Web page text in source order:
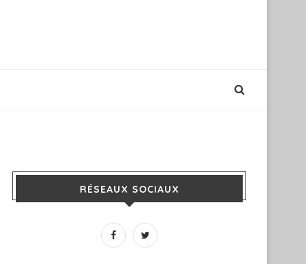
RÉSEAUX SOCIAUX